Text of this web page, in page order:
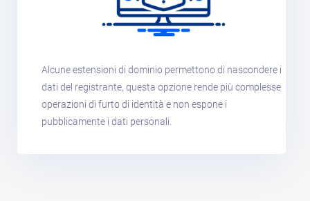
Alcune estensioni di dominio permettono di nascondere i
dati del registrante, questa opzione rende più complesse
operazioni di furto di identità e non espone i
pubblicamente i dati personali.